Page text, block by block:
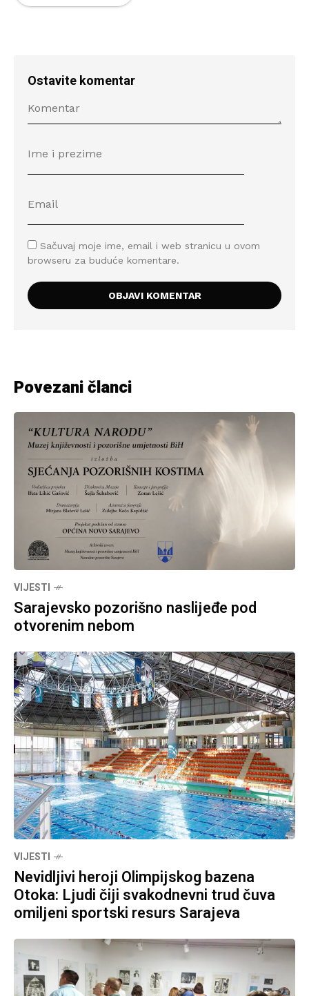
Ostavite komentar
Sačuvaj moje ime, email i web stranicu u ovom
browseru za buduće komentare.
Povezani članci
VIJESTI
Sarajevsko pozorišno naslijeđe pod
otvorenim nebom
VIJESTI
Nevidljivi heroji Olimpijskog bazena
Otoka: Ljudi čiji svakodnevni trud čuva
omiljeni sportski resurs Sarajeva